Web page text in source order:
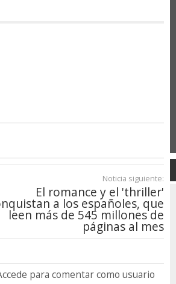
Noticia siguiente:
El romance y el 'thriller'
a los españoles, que
leen más de 545 millones de
páginas al mes
para comentar como usuario